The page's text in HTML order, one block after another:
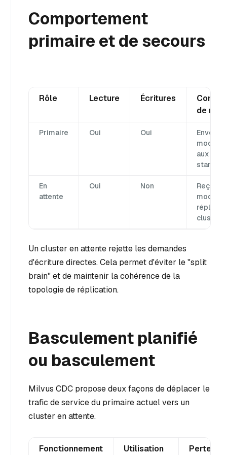
Comportement
primaire et de secours
Rôle Lecture Écritures
de
Primaire Oui Oui
Envoie
aux
standby
En
attente
Oui Non
Reçoit
cluster
Un cluster en attente rejette les demandes
d'écriture directes. Cela permet d'éviter le "split
brain" et de maintenir la cohérence de la
topologie de réplication.
Basculement planifié
ou basculement
Milvus CDC propose deux façons de déplacer le
trafic de service du primaire actuel vers un
cluster en attente.
Fonctionnement
Utilisation
Perte